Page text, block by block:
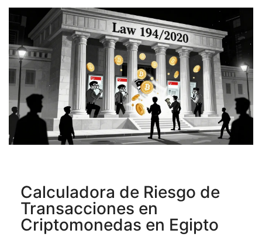
Calculadora de Riesgo de
Transacciones en
Criptomonedas en Egipto